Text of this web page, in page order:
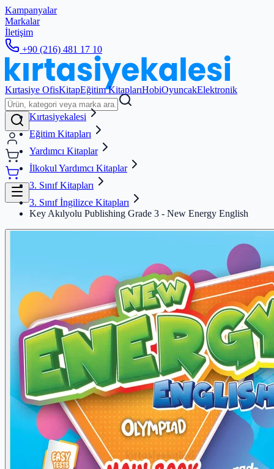
Kampanyalar
Markalar
İletişim
+90 (216) 481 17 10
Kırtasiye OfisKitapEğitim KitaplarıHobiOyuncakElektronik
Kırtasiyekalesi
Eğitim Kitapları
Yardımcı Kitaplar
İlkokul Yardımcı Kitaplar
3. Sınıf Kitapları
3. Sınıf İngilizce Kitapları
Key Akılyolu Publishing Grade 3 - New Energy English